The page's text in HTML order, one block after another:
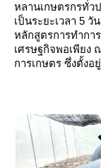
หลานเกษตรกรทั่ว
เป็นระยะเวลา 5
หลักสูตรการทำก
เศรษฐกิจพอเพียง
การเกษตร ซึ่งตั้ง